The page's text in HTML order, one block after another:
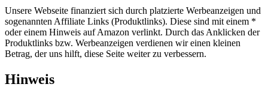
Unsere Webseite finanziert sich durch platzierte Werbeanzeigen und
sogenannten Affiliate Links (Produktlinks). Diese sind mit einem *
oder einem Hinweis auf Amazon verlinkt. Durch das Anklicken der
Produktlinks bzw. Werbeanzeigen verdienen wir einen kleinen
Betrag, der uns hilft, diese Seite weiter zu verbessern.
Hinweis